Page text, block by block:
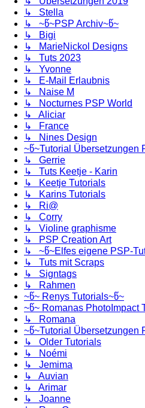
↳ Stella
↳ ~წ~PSP Archiv~წ~
↳ Bigi
↳ MarieNickol Designs
↳ Tuts 2023
↳ Yvonne
↳ E-Mail Erlaubnis
↳ Naise M
↳ Nocturnes PSP World
↳ Aliciar
↳ France
↳ Nines Design
~წ~Tutorial Übersetzungen
↳ Gerrie
↳ Tuts Keetje - Karin
↳ Keetje Tutorials
↳ Karins Tutorials
↳ Ri@
↳ Corry
↳ Violine graphisme
↳ PSP Creation Art
↳ ~წ~Elfes eigene PSP-
↳ Tuts mit Scraps
↳ Signtags
↳ Rahmen
~წ~ Renys Tutorials~წ~
~წ~ Romanas PhotoImpact
↳ Romana
~წ~Tutorial Übersetzungen
↳ Older Tutorials
↳ Noémi
↳ Jemima
↳ Auvian
↳ Arimar
↳ Joanne